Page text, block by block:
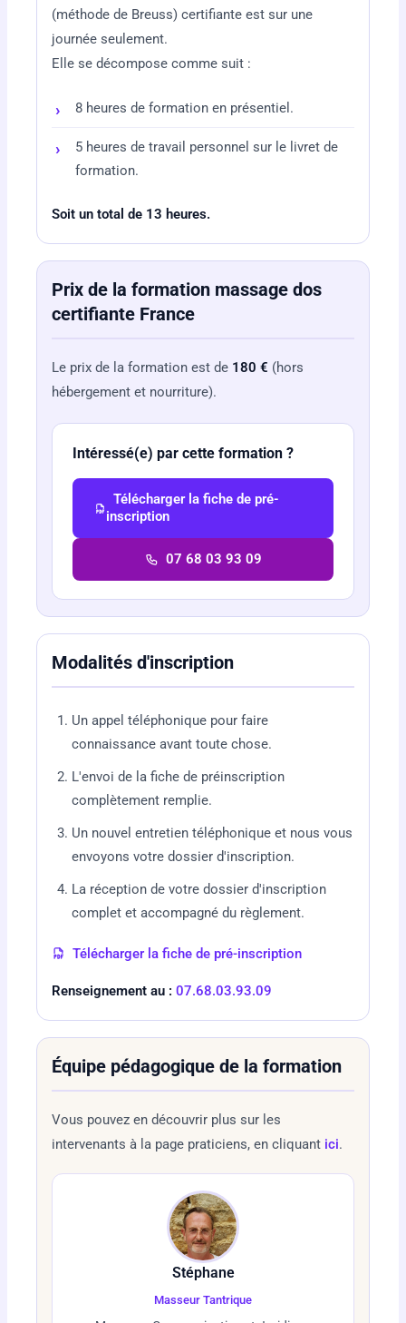
(méthode de Breuss) certifiante est sur une
journée seulement.
Elle se décompose comme suit :
8 heures de formation en présentiel.
5 heures de travail personnel sur le livret de
formation.
Soit un total de 13 heures.
Prix de la formation massage dos
certifiante France
Le prix de la formation est de 180 € (hors
hébergement et nourriture).
Intéressé(e) par cette formation ?
Télécharger la fiche de pré-
inscription
07 68 03 93 09
Modalités d'inscription
Un appel téléphonique pour faire
connaissance avant toute chose.
L'envoi de la fiche de préinscription
complètement remplie.
Un nouvel entretien téléphonique et nous vous
envoyons votre dossier d'inscription.
La réception de votre dossier d'inscription
complet et accompagné du règlement.
Télécharger la fiche de pré-inscription
Renseignement au :07.68.03.93.09
Équipe pédagogique de la formation
Vous pouvez en découvrir plus sur les
intervenants à la page praticiens, en cliquant ici.
Stéphane
Masseur Tantrique